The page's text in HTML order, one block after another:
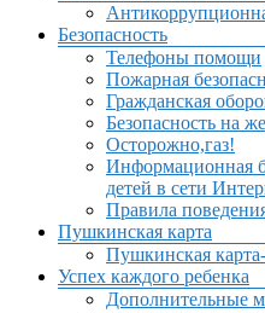
Безопасность
Телефоны помощи
Пожарная
Гражданская
Безопасность на
Осторожно,газ!
Информационная
детей в сети
Правила
Пушкинская карта
Пушкинская
Успех каждого ребенка
Дополнительные